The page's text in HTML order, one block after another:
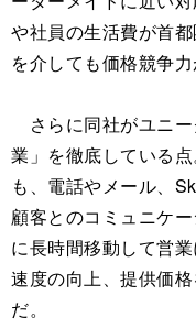
や社員の生活費が首
を介しても価格競争力
さらに同社がユニ
業」を徹底している
も、電話やメール、
顧客とのコミュニケ
に長時間移動して営
速度の向上、提供価
だ。